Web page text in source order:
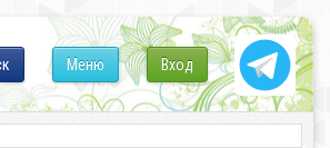
Вход
Меню